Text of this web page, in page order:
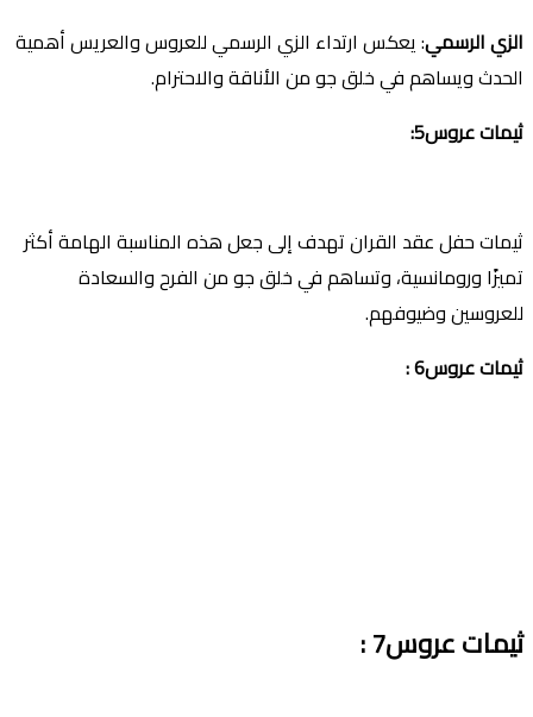
الزي الرسمي: يعكس ارتداء الزي الرسمي للعروس والعريس أهمية
الحدث ويساهم في خلق جو من الأناقة والاحترام.
ثيمات عروس5:
ثيمات حفل عقد القران تهدف إلى جعل هذه المناسبة الهامة أكثر
تميزًا ورومانسية، وتساهم في خلق جو من الفرح والسعادة
للعروسين وضيوفهم.
ثيمات عروس6 :
ثيمات عروس7 :